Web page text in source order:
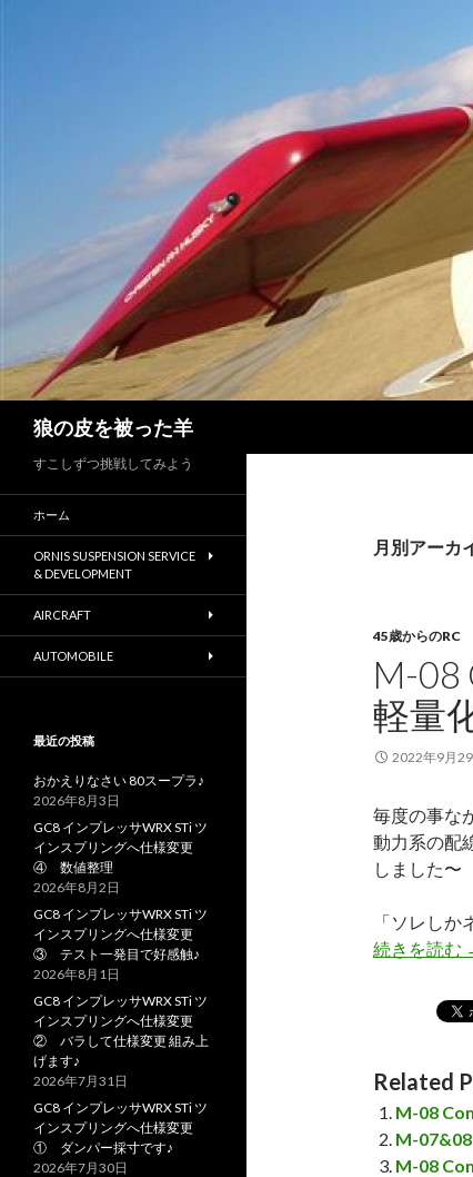
狼の皮を被った羊
月別アーカ
45歳からのRC
M-08
軽量
2022年9月
毎度の事な
動力系の配
しました〜
「ソレしか
続きを読む
Related
M-08
M-07&08
M-08
すこしずつ挑戦してみよう
ホーム
ORNIS SUSPENSION SERVICE
& DEVELOPMENT
AIRCRAFT
AUTOMOBILE
最近の投稿
おかえりなさい 80スープラ♪
2026年8月3日
GC8 インプレッサWRX STi ツ
インスプリングへ仕様変更
④ 数値整理
2026年8月2日
GC8 インプレッサWRX STi ツ
インスプリングへ仕様変更
③ テスト一発目で好感触♪
2026年8月1日
GC8 インプレッサWRX STi ツ
インスプリングへ仕様変更
② バラして仕様変更 組み上
げます♪
2026年7月31日
GC8 インプレッサWRX STi ツ
インスプリングへ仕様変更
① ダンパー採寸です♪
2026年7月30日